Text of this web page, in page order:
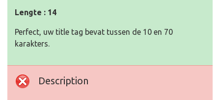
Lengte : 14
Perfect, uw title tag bevat tussen de 10 en 70
karakters.
Description